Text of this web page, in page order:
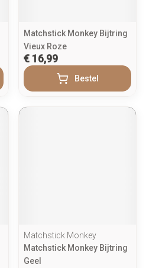
Matchstick Monkey Bijtring
Vieux Roze
€ 16,99
Bestel
Matchstick Monkey
Matchstick Monkey Bijtring
Geel